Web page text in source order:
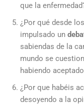
que la
¿Por qué desde
impulsado un
sabiendas de la
mundo se
habiendo
¿Por que habéis
desoyendo a la